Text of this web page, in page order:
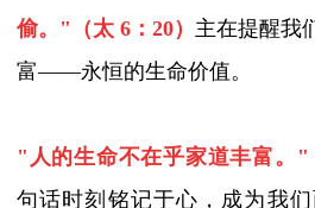
偷。 " （太 6 ： 20） 主在提醒我
富——永恒的生命价值。
" 人的生命不在乎家道丰富。 "
句话时刻铭记于心，成为我